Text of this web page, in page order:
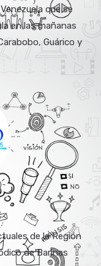
que se
en las mañanas
Guárico y
de la Región
de Barinas